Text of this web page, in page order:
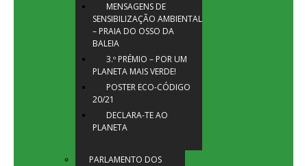
MENSAGENS DE
SENSIBILIZAÇÃO AMBIENTAL
– PRAIA DO OSSO DA
BALEIA
3.º PRÉMIO – POR UM
PLANETA MAIS VERDE!
POSTER ECO-CÓDIGO
20/21
DECLARA-TE AO
PLANETA
PARLAMENTO DOS